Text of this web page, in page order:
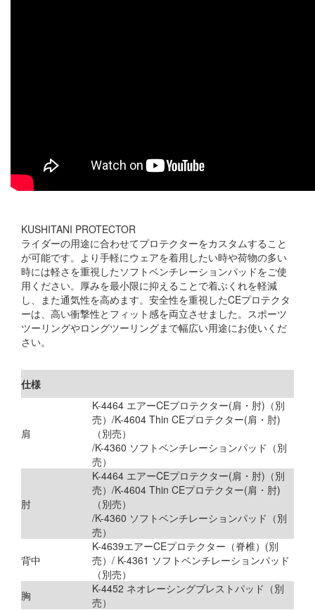
KUSHITANI PROTECTOR
ライダーの用途に合わせてプロテクターをカスタムすること
が可能です。より手軽にウェアを着用したい時や荷物の多い
時には軽さを重視したソフトベンチレーションパッドをご使
用ください。厚みを最小限に抑えることで着ぶくれを軽減
し、また通気性を高めます。安全性を重視したCEプロテクタ
ーは、高い衝撃性とフィット感を両立させました。スポーツ
ツーリングやロングツーリングまで幅広い用途にお使いくだ
さい。
仕様
肩
K-4464 エアーCEプロテクター(肩・肘)（別
売）/K-4604 Thin CEプロテクター(肩・肘)
（別売）
/K-4360 ソフトベンチレーションパッド（別
売）
肘
K-4464 エアーCEプロテクター(肩・肘)（別
売）/K-4604 Thin CEプロテクター(肩・肘)
（別売）
/K-4360 ソフトベンチレーションパッド（別
売）
背中
K-4639エアーCEプロテクター（脊椎）(別
売）/ K-4361 ソフトベンチレーションパッド
（別売）
胸
K-4452 ネオレーシングブレストパッド（別
売）